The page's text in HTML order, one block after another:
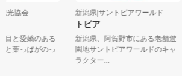
観光協会
目と愛嬌のある
と葉っぱがのっ
新潟県|サントピアワールド
トピア
新潟県、阿賀野市にある老舗遊
園地サントピアワールドのキャ
ラクター...